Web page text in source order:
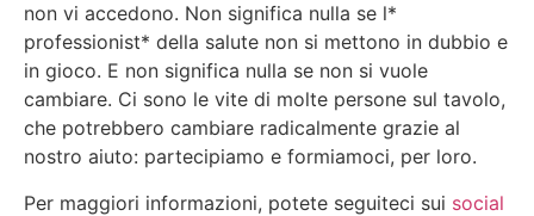
non vi accedono. Non significa nulla se l*
professionist* della salute non si mettono in dubbio e
in gioco. E non significa nulla se non si vuole
cambiare. Ci sono le vite di molte persone sul tavolo,
che potrebbero cambiare radicalmente grazie al
nostro aiuto: partecipiamo e formiamoci, per loro.
Per maggiori informazioni, potete seguiteci sui social